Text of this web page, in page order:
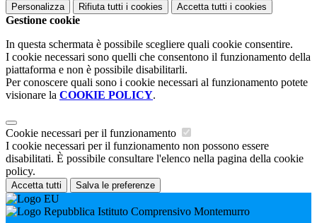
Personalizza Rifiuta tutti i cookies Accetta tutti i cookies
Gestione cookie
In questa schermata è possibile scegliere quali cookie consentire.
I cookie necessari sono quelli che consentono il funzionamento della
piattaforma e non è possibile disabilitarli.
Per conoscere quali sono i cookie necessari al funzionamento potete
visionare la COOKIE POLICY.
Cookie necessari per il funzionamento
I cookie necessari per il funzionamento non possono essere
disabilitati. È possibile consultare l'elenco nella pagina della cookie
policy.
Accetta tutti Salva le preferenze
Istituto Comprensivo Montemurro